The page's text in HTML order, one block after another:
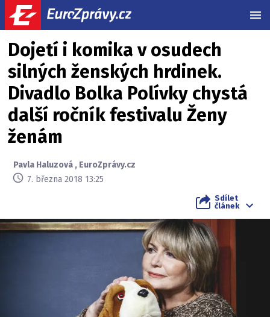
Dojetí i komika v osudech
silných ženských hrdinek.
Divadlo Bolka Polívky chystá
další ročník festivalu Ženy
ženám
Pavla Haluzová , EuroZprávy.cz
7. března 2018 13:25
Sdílet
článek